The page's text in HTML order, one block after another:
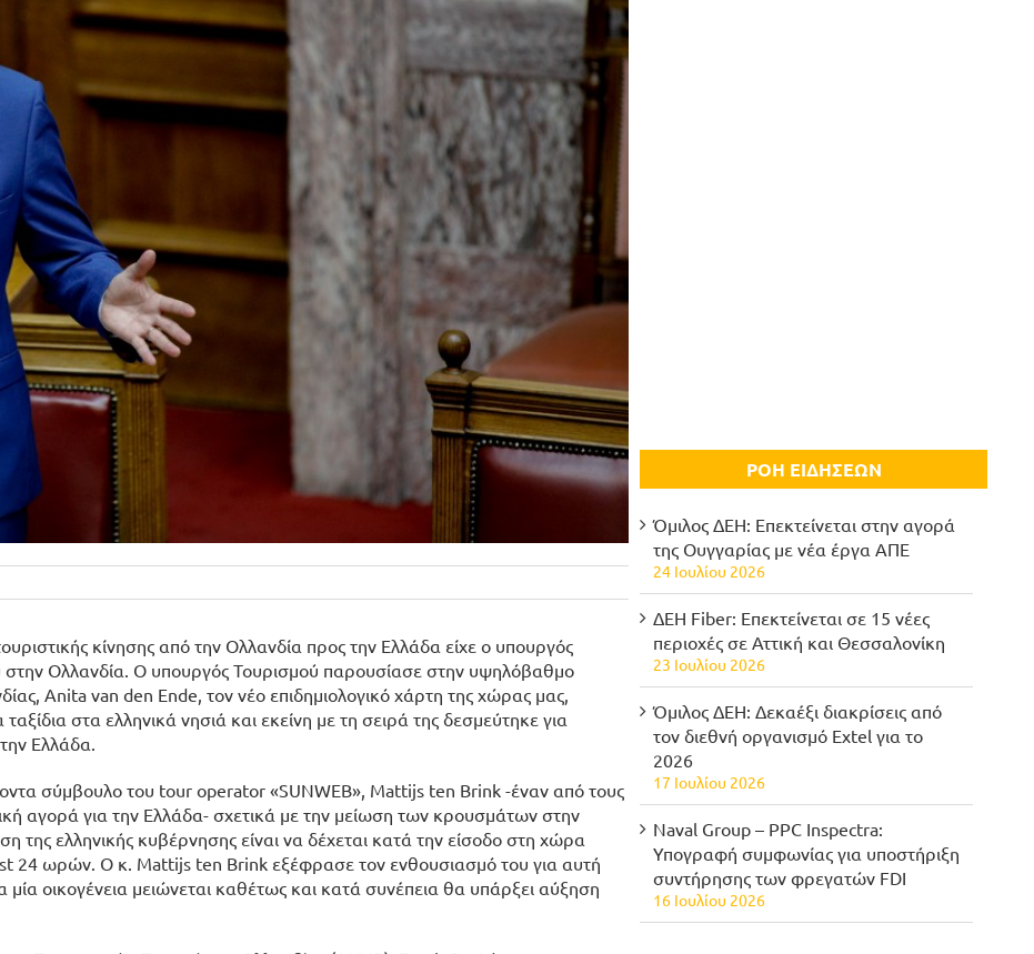
κίνησης από την Ολλανδία προς την Ελλάδα είχε ο υπουργός
Ολλανδία. Ο υπουργός Τουρισμού παρουσίασε στην υψηλόβαθμο
Anita van den Ende, τον νέο επιδημιολογικό χάρτη της χώρας μας,
στα ελληνικά νησιά και εκείνη με τη σειρά της δεσμεύτηκε για
Ελλάδα.
σύμβουλο του tour operator «SUNWEB», Mattijs ten Brink -έναν από τους
αγορά για την Ελλάδα- σχετικά με την μείωση των κρουσμάτων στην
της ελληνικής κυβέρνησης είναι να δέχεται κατά την είσοδο στη χώρα
24 ωρών. Ο κ. Mattijs ten Brink εξέφρασε τον ενθουσιασμό του για αυτή
οικογένεια μειώνεται καθέτως και κατά συνέπεια θα υπάρξει αύξηση
ΡΟΗ ΕΙΔΗΣΕΩΝ
Όμιλος ΔΕΗ: Επεκτείνεται στην αγορά
της Ουγγαρίας με νέα έργα ΑΠΕ
24 Ιουλίου 2026
ΔΕΗ Fiber: Επεκτείνεται σε 15 νέες
περιοχές σε Αττική και Θεσσαλονίκη
23 Ιουλίου 2026
Όμιλος ΔΕΗ: Δεκαέξι διακρίσεις από
τον διεθνή οργανισμό Extel για το
2026
17 Ιουλίου 2026
Naval Group – PPC Inspectra:
Υπογραφή συμφωνίας για υποστήριξη
συντήρησης των φρεγατών FDI
16 Ιουλίου 2026